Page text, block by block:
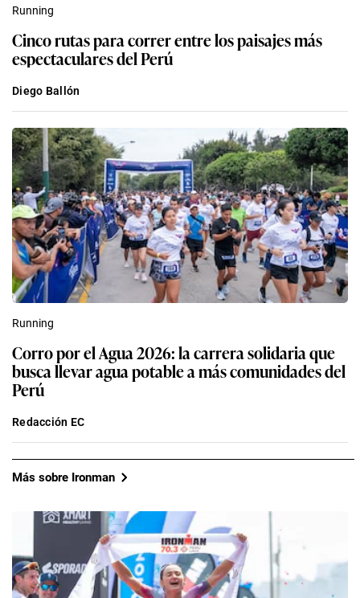
Running
Cinco rutas para correr entre los paisajes más
espectaculares del Perú
Diego Ballón
Running
Corro por el Agua 2026: la carrera solidaria que
busca llevar agua potable a más comunidades del
Perú
Redacción EC
Más sobre Ironman